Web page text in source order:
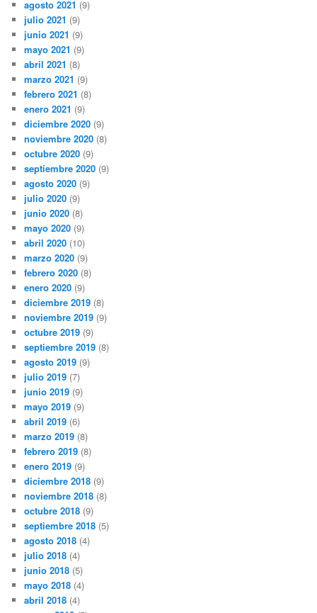
agosto 2021 (9)
julio 2021 (9)
junio 2021 (9)
mayo 2021 (9)
abril 2021 (8)
marzo 2021 (9)
febrero 2021 (8)
enero 2021 (9)
diciembre 2020 (9)
noviembre 2020 (8)
octubre 2020 (9)
septiembre 2020 (9)
agosto 2020 (9)
julio 2020 (9)
junio 2020 (8)
mayo 2020 (9)
abril 2020 (10)
marzo 2020 (9)
febrero 2020 (8)
enero 2020 (9)
diciembre 2019 (8)
noviembre 2019 (9)
octubre 2019 (9)
septiembre 2019 (8)
agosto 2019 (9)
julio 2019 (7)
junio 2019 (9)
mayo 2019 (9)
abril 2019 (6)
marzo 2019 (8)
febrero 2019 (8)
enero 2019 (9)
diciembre 2018 (9)
noviembre 2018 (8)
octubre 2018 (9)
septiembre 2018 (5)
agosto 2018 (4)
julio 2018 (4)
junio 2018 (5)
mayo 2018 (4)
abril 2018 (4)